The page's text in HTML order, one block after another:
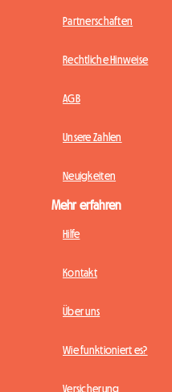
Partnerschaften
Rechtliche Hinweise
AGB
Unsere Zahlen
Neuigkeiten
Mehr erfahren
Hilfe
Kontakt
Über uns
Wie funktioniert es?
Versicherung